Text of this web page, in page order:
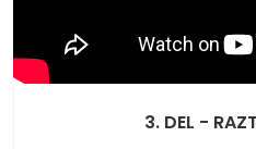
3. DEL -